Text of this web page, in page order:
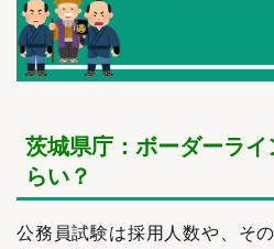
茨城県庁：ボーダーライ
らい？
公務員試験は採用人数や、そ